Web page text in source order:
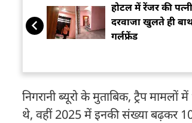
होटल में रेंजर की
दरवाजा खुलते ही
गर्लफ्रेंड
निगरानी ब्यूरो के मुताबिक, ट्रैप
थे, वहीं 2025 में इनकी संख्या बढ़कर